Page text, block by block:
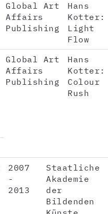
Global Art
Affairs
Publishing
Hans
Kotter:
Light
Flow
Global Art
Affairs
Publishing
Hans
Kotter:
Colour
Rush
2007
-
2013
Staatliche
Akademie
der
Bildenden